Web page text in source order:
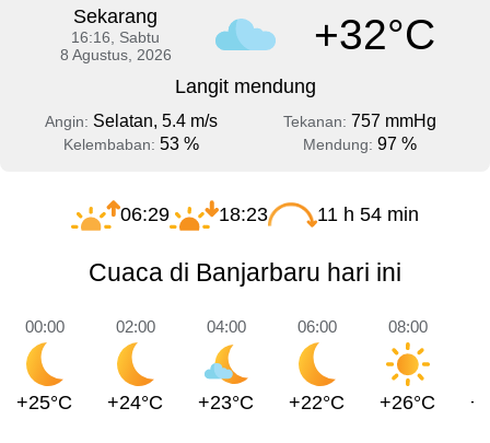
Sekarang
16:16, Sabtu
8 Agustus, 2026
+32°C
Langit mendung
Angin: Selatan, 5.4 m/s Tekanan: 757 mmHg
Kelembaban: 53 % Mendung: 97 %
06:29 18:23 11 h 54 min
Cuaca di Banjarbaru hari ini
00:00
+25°C
02:00
+24°C
04:00
+23°C
06:00
+22°C
08:00
+26°C